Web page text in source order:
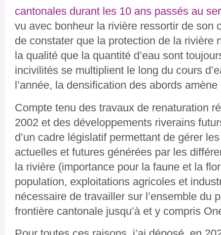
cantonales durant les 10 ans passés au
vu avec bonheur la rivière ressortir de son
de constater que la protection de la rivière
la qualité que la quantité d’eau sont
incivilités se multiplient le long du cours
l’année, la densification des abords
Compte tenu des travaux de renaturation
2002 et des développements riverains
d’un cadre législatif permettant de gérer
actuelles et futures générées par les
la rivière (importance pour la faune et la
population, exploitations agricoles et
nécessaire de travailler sur l’ensemble du
frontière cantonale jusqu’à et y compris